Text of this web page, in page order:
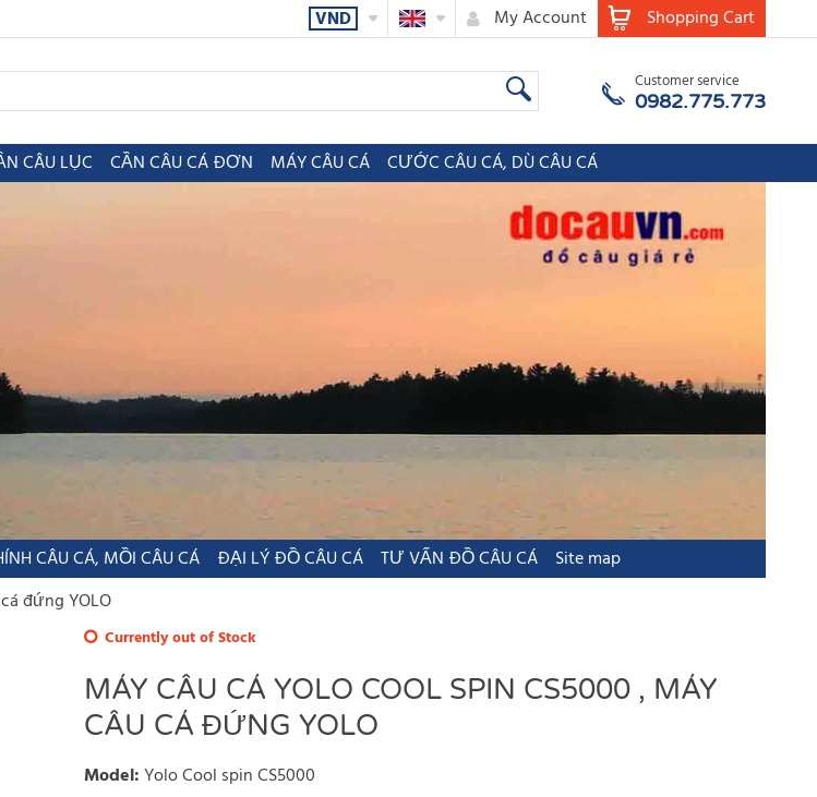
Shopping Cart
My Account
VND
Customer service
0982.775.773
CÂU LỤC CẦN CÂU CÁ ĐƠN MÁY CÂU CÁ CƯỚC CÂU CÁ, DÙ CÂU CÁ
CÂU CÁ, MỒI CÂU CÁ ĐẠI LÝ ĐỒ CÂU CÁ TƯ VẤN ĐỒ CÂU CÁ
Site map
đứng YOLO
Currently out of Stock
MÁY CÂU CÁ YOLO COOL SPIN CS5000 , MÁY
CÂU CÁ ĐỨNG YOLO
Model:Yolo Cool spin CS5000